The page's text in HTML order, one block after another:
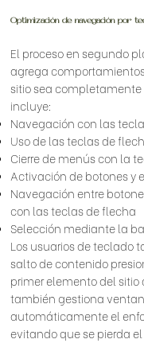
Optimización de navegación por
El proceso en segundo
agrega
sitio sea
incluye:
Navegación con las
Uso de las teclas de
Cierre de menús con la
Activación de botones y
Navegación entre
con las teclas de flecha
Selección mediante la
Los usuarios de teclado
salto de contenido
primer elemento del
también gestiona
automáticamente el
evitando que se pierda el